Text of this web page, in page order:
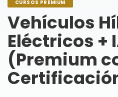
CURSOS PREMIUM
Vehículos
Eléctricos +
(Premium